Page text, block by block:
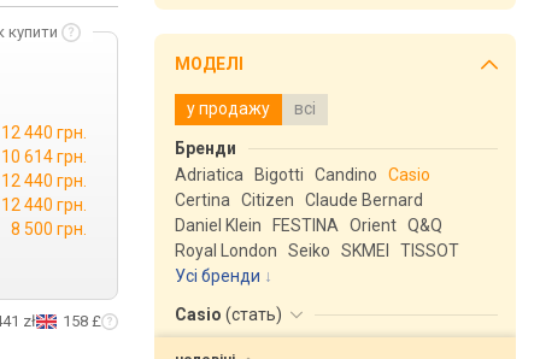
купити
12 440 грн.
10 614 грн.
12 440 грн.
12 440 грн.
8 500 грн.
zł 158 £
МОДЕЛІ
у продажу всі
Бренди
Adriatica
Bigotti Candino
Casio
Certina
Citizen
Claude Bernard
Daniel Klein
FESTINA Orient Q&Q
Royal London
Seiko SKMEI
TISSOT
Усі бренди
Casio (стать)